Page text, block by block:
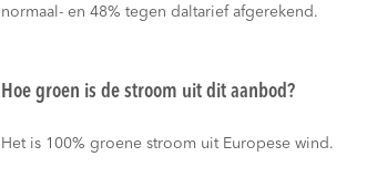
normaal- en 48% tegen daltarief afgerekend.
Hoe groen is de stroom uit dit aanbod?
Het is 100% groene stroom uit Europese wind.